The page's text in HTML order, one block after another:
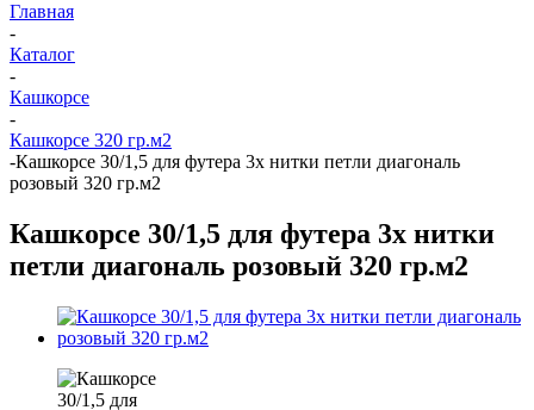
Главная
-
Каталог
-
Кашкорсе
-
Кашкорсе 320 гр.м2
-Кашкорсе 30/1,5 для футера 3х нитки петли диагональ
розовый 320 гр.м2
Кашкорсе 30/1,5 для футера 3х нитки
петли диагональ розовый 320 гр.м2